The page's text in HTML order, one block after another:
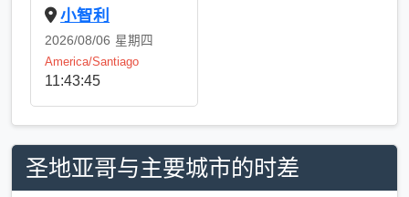
小智利
2026/08/06 星期四
America/Santiago
11:43:45
圣地亚哥与主要城市的时差